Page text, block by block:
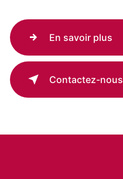
En savoir plus
Contactez-nous